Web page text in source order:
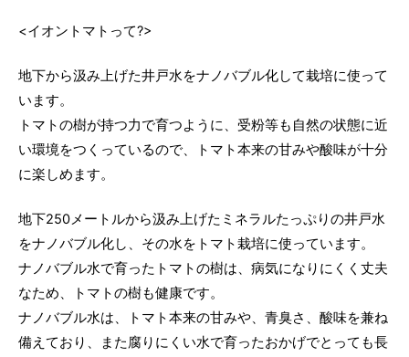
<イオントマトって?>
地下から汲み上げた井戸水をナノバブル化して栽培に使って
います。
トマトの樹が持つ力で育つように、受粉等も自然の状態に近
い環境をつくっているので、トマト本来の甘みや酸味が十分
に楽しめます。
地下250メートルから汲み上げたミネラルたっぷりの井戸水
をナノバブル化し、その水をトマト栽培に使っています。
ナノバブル水で育ったトマトの樹は、病気になりにくく丈夫
なため、トマトの樹も健康です。
ナノバブル水は、トマト本来の甘みや、青臭さ、酸味を兼ね
備えており、また腐りにくい水で育ったおかげでとっても長